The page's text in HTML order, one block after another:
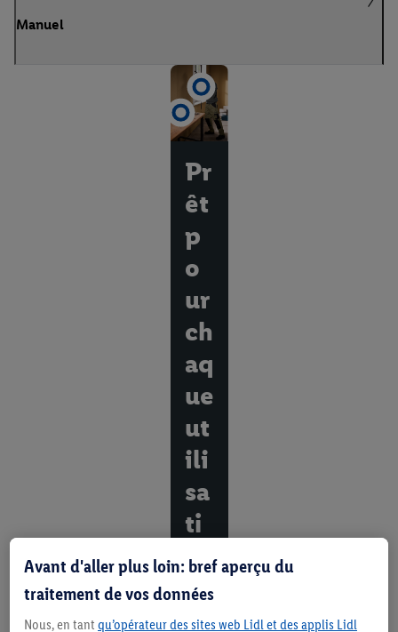
Manuel
Pr
êt
p
o
ur
ch
aq
ue
ut
ili
sa
ti
o
n
D
Avant d'aller plus loin: bref aperçu du
traitement de vos données
Nous, en tant qu’opérateur des sites web Lidl et des applis Lidl